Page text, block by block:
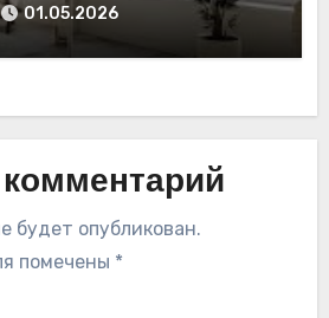
01.05.2026
будет опубликован.
помечены *